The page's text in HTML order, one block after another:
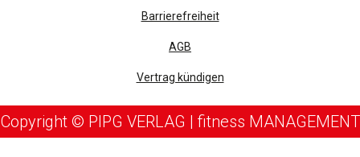
Barrierefreiheit
AGB
Vertrag kündigen
Copyright © PIPG VERLAG | fitness MANAGEMENT